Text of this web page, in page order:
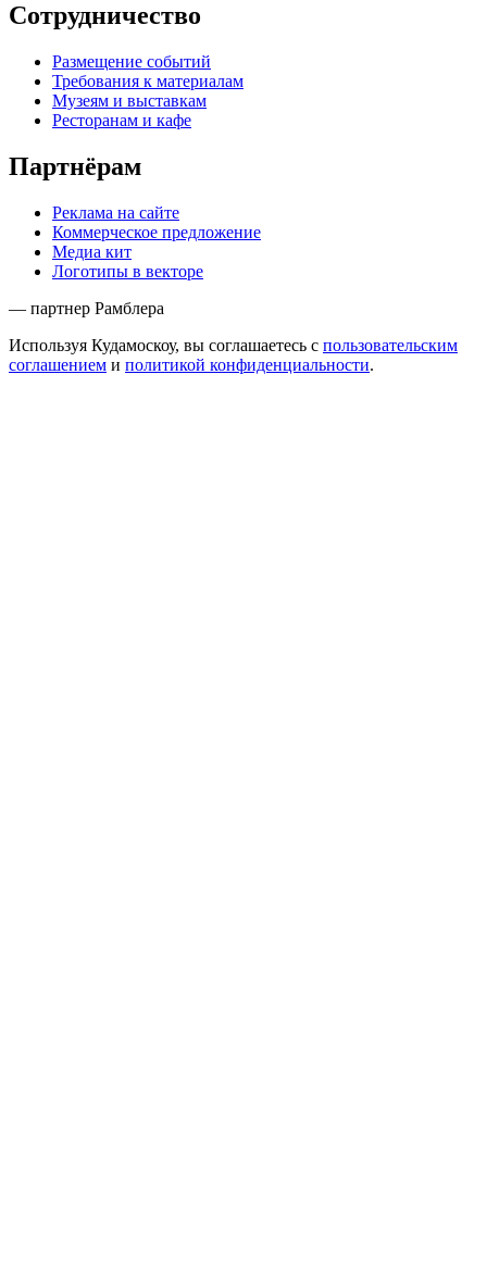
Сотрудничество
Размещение событий
Требования к материалам
Музеям и выставкам
Ресторанам и кафе
Партнёрам
Реклама на сайте
Коммерческое предложение
Медиа кит
Логотипы в векторе
— партнер Рамблера
Используя Кудамоскоу, вы соглашаетесь с пользовательским
соглашением и политикой конфиденциальности.